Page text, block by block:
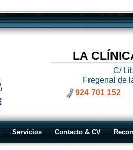
LA
C/
Fregenal de
924 701 152
Servicios Contacto & CV